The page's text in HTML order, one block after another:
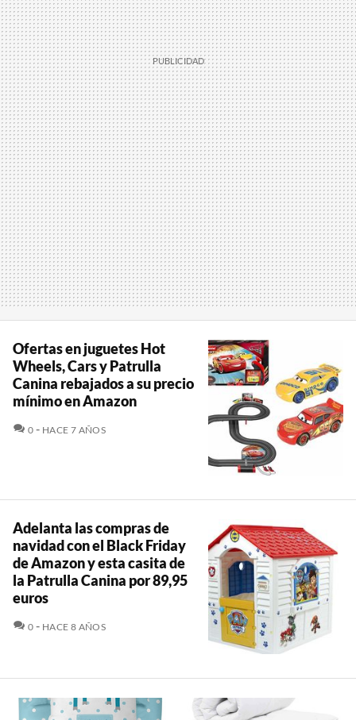
Ofertas en juguetes Hot
Wheels, Cars y Patrulla
Canina rebajados a su precio
mínimo en Amazon
0 COMENTARIOS
HACE 7 AÑOS
Adelanta las compras de
navidad con el Black Friday
de Amazon y esta casita de
la Patrulla Canina por 89,95
euros
0 COMENTARIOS
HACE 8 AÑOS